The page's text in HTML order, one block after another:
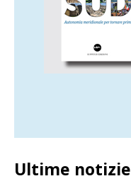
Ultime notizie